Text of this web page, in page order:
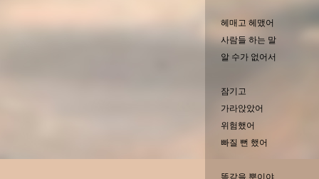
헤매고 헤맸어
사람들 하는 말
알 수가 없어서
잠기고
가라앉았어
위험했어
빠질 뻔 했어
똑같을 뿐이야